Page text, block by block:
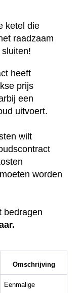
ketel die
raadzaam
heeft
prijs
een
uitvoert.
wilt
worden
bedragen
Omschrijving
Eenmalige